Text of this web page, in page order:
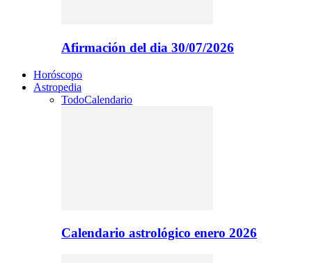
Afirmación del dia 30/07/2026
Horóscopo
Astropedia
TodoCalendario
Calendario astrológico enero 2026